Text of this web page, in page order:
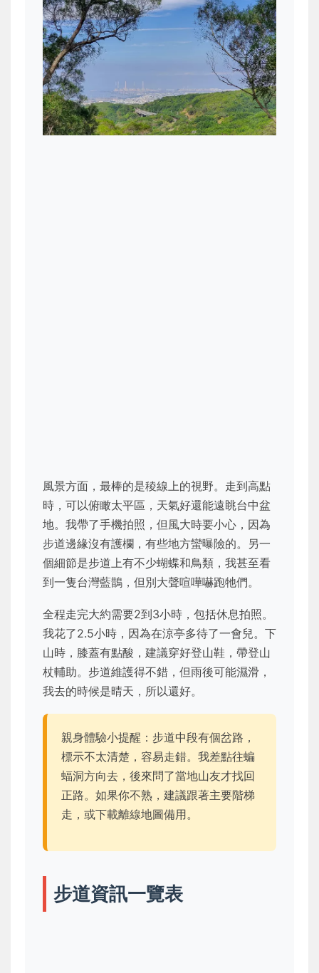
風景方面，最棒的是稜線上的視野。走到高點
時，可以俯瞰太平區，天氣好還能遠眺台中盆
地。我帶了手機拍照，但風大時要小心，因為
步道邊緣沒有護欄，有些地方蠻曝險的。另一
個細節是步道上有不少蝴蝶和鳥類，我甚至看
到一隻台灣藍鵲，但別大聲喧嘩嚇跑牠們。
全程走完大約需要2到3小時，包括休息拍照。
我花了2.5小時，因為在涼亭多待了一會兒。下
山時，膝蓋有點酸，建議穿好登山鞋，帶登山
杖輔助。步道維護得不錯，但雨後可能濕滑，
我去的時候是晴天，所以還好。
親身體驗小提醒：步道中段有個岔路，
標示不太清楚，容易走錯。我差點往蝙
蝠洞方向去，後來問了當地山友才找回
正路。如果你不熟，建議跟著主要階梯
走，或下載離線地圖備用。
步道資訊一覽表